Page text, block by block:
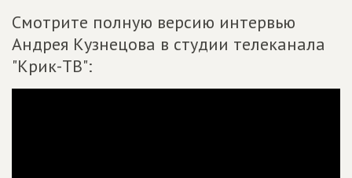
Смотрите полную версию интервью
Андрея Кузнецова в студии телеканала
"Крик-ТВ":